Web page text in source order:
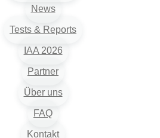
News
Tests & Reports
IAA 2026
Partner
Über uns
FAQ
Kontakt